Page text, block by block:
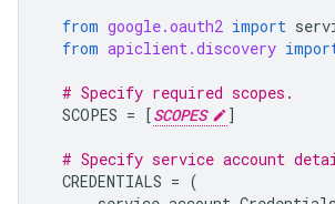
from google.oauth2 import
from apiclient.discovery
# Specify required scopes.
SCOPES = [SCOPES ]
# Specify service account
CREDENTIALS = (